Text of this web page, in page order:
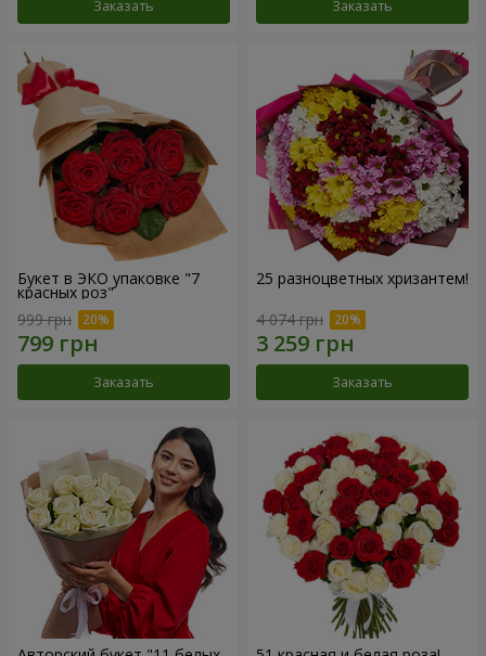
Заказать Заказать
Букет в ЭКО упаковке "7
красных роз"
999 грн
Заказать
25 разноцветных хризантем!
4 074 грн
Заказать